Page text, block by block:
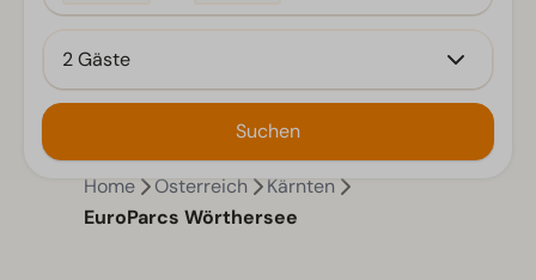
2 Gäste
Suchen
Home Österreich
Kärnten
EuroParcs Wörthersee